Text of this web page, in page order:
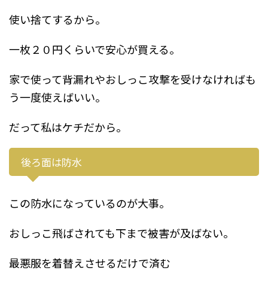
使い捨てするから。
一枚２０円くらいで安心が買える。
家で使って背漏れやおしっこ攻撃を受けなければも
う一度使えばいい。
だって私はケチだから。
後ろ面は防水
この防水になっているのが大事。
おしっこ飛ばされても下まで被害が及ばない。
最悪服を着替えさせるだけで済む